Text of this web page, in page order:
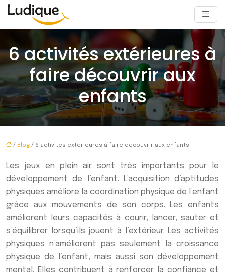
6 activités extérieures à
faire découvrir aux
enfants
/ Blog / 6 activités extérieures à faire découvrir aux enfants
Les jeux en plein air sont très importants pour le
développement de l’enfant. L’acquisition d’aptitudes
physiques améliore la coordination physique de l’enfant
grâce aux mouvements de son corps. Les enfants
améliorent leurs capacités à courir, lancer, sauter et
s’équilibrer lorsqu’ils jouent à l’extérieur. Les activités
physiques n’améliorent pas seulement la croissance
physique de l’enfant, mais aussi son développement
mental. Elles contribuent à renforcer la confiance et